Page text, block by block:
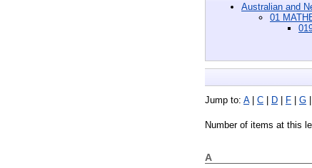
Australian and
01
Jump to: A| C | D | F | G |
Number of items at this
A